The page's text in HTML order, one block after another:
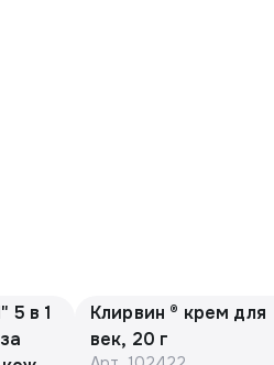
5 в 1
Клирвин ® крем для
век, 20 г